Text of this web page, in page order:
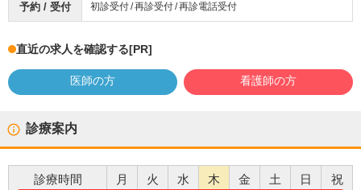
予約 / 受付 初診受付 再診受付 再診電話受付
直近の求人を確認する[PR]
医師の方 看護師の方
診療案内
診療時間 月 火 水 木 金 土 日 祝